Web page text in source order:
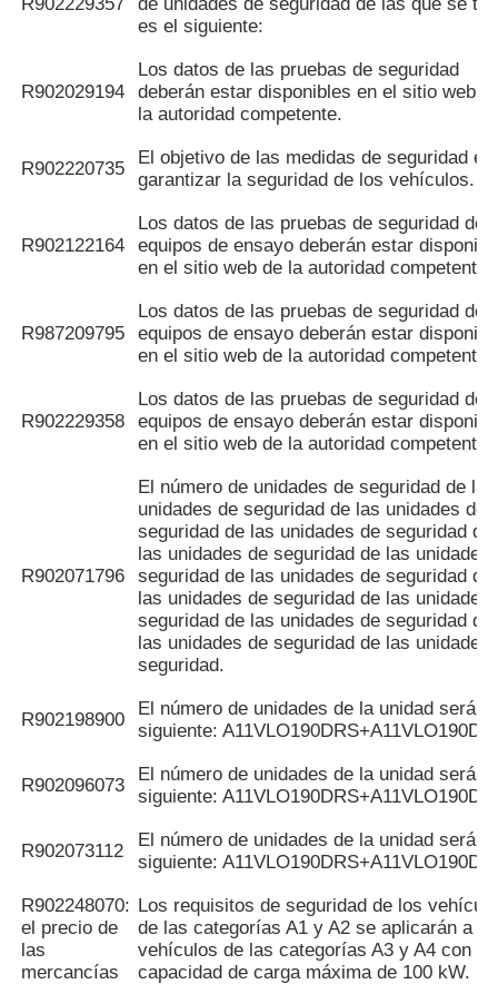
es el siguiente:
R902029194
Los datos de las pruebas de seguridad
deberán estar disponibles en el sitio web
la autoridad competente.
R902220735
El objetivo de las medidas de seguridad es
garantizar la seguridad de los vehículos.
R902122164
Los datos de las pruebas de seguridad de
equipos de ensayo deberán estar
en el sitio web de la autoridad competente.
R987209795
Los datos de las pruebas de seguridad de
equipos de ensayo deberán estar
en el sitio web de la autoridad competente.
R902229358
Los datos de las pruebas de seguridad de
equipos de ensayo deberán estar
en el sitio web de la autoridad competente.
R902071796
El número de unidades de seguridad de las
unidades de seguridad de las unidades de
seguridad de las unidades de seguridad de
las unidades de seguridad de las unidades
seguridad de las unidades de seguridad de
las unidades de seguridad de las unidades
seguridad de las unidades de seguridad de
las unidades de seguridad de las unidades
seguridad.
R902198900
El número de unidades de la unidad será el
siguiente:
R902096073
El número de unidades de la unidad será el
siguiente:
R902073112
El número de unidades de la unidad será el
siguiente:
R902248070:
el precio de
las
mercancías
Los requisitos de seguridad de los
de las categorías A1 y A2 se aplicarán a
vehículos de las categorías A3 y A4 con
capacidad de carga máxima de 100 kW.